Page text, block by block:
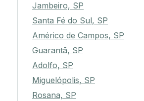
Jambeiro, SP
Santa Fé do Sul, SP
Américo de Campos, SP
Guarantã, SP
Adolfo, SP
Miguelópolis, SP
Rosana, SP